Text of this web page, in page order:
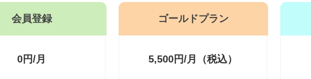
会員登録
0円/月
ゴールドプラン
5,500円/月（税込）